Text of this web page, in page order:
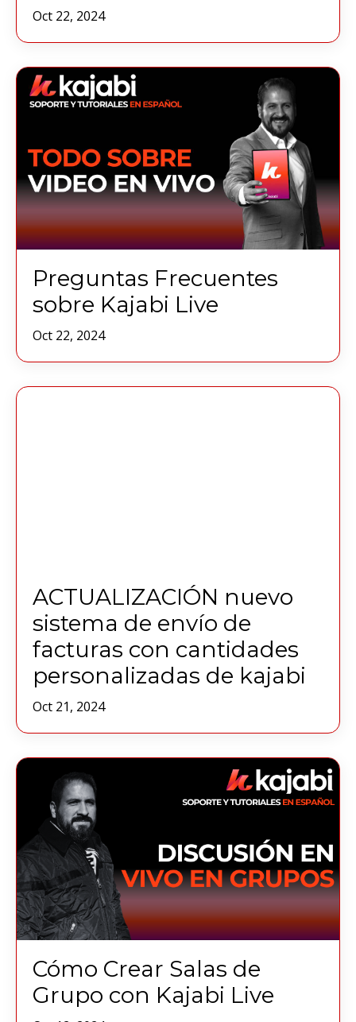
Oct 22, 2024
Preguntas Frecuentes
sobre Kajabi Live
Oct 22, 2024
ACTUALIZACIÓN nuevo
sistema de envío de
facturas con cantidades
personalizadas de kajabi
Oct 21, 2024
Cómo Crear Salas de
Grupo con Kajabi Live